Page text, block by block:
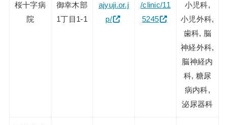
桜十字病
院
御幸木部
1丁目1-1
ajyuji.or.j
p/
/clinic/11
5245
小児科,
小児外科,
歯科, 脳
神経外科,
脳神経内
科, 糖尿
病内科,
泌尿器科